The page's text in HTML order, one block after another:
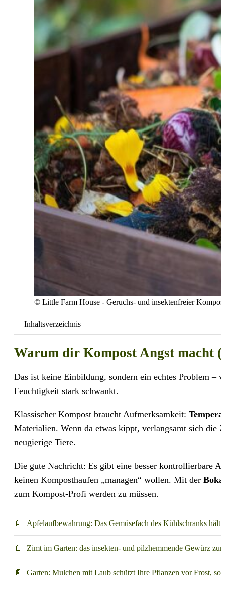
© Little Farm House - Geruchs- und insektenfreier
Inhaltsverzeichnis
Warum dir Kompost Angst macht
Das ist keine Einbildung, sondern ein echtes Problem –
Feuchtigkeit stark schwankt.
Klassischer Kompost braucht Aufmerksamkeit:
Materialien. Wenn da etwas kippt, verlangsamt sich die
neugierige Tiere.
Die gute Nachricht: Es gibt eine besser kontrollierbare
keinen Komposthaufen „managen“ wollen. Mit der
zum Kompost-Profi werden zu müssen.
Apfelaufbewahrung: Das Gemüsefach des Kühlschranks hält
Zimt im Garten: das insekten- und pilzhemmende Gewürz
Garten: Mulchen mit Laub schützt Ihre Pflanzen vor Frost,